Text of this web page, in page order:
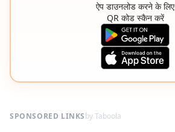
ऐप डाउनलोड करने के लिए
QR कोड स्कैन करें
SPONSORED LINKSby Taboola